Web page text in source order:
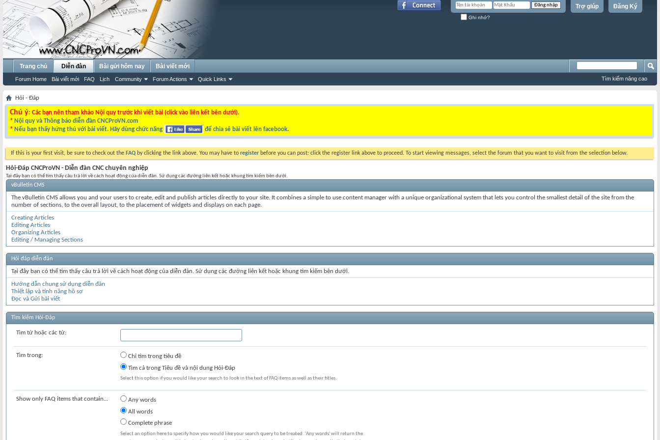
Đăng Ký
Trợ giúp
Ghi nhớ?
Trang chủ Diễn đàn
Forum Home Bài viết mới FAQ Lịch Community Forum Actions Quick Links
Bài gửi hôm nay Bài viết mới
Tìm kiếm nâng cao
Hỏi - Đáp
Chú ý: Các bạn nên tham khảo Nội quy trước khi viết bài (click vào liên kết bên dưới).
* Nội quy và Thông báo diễn đàn CNCProVN.com
* Nếu bạn thấy hứng thú với bài viết. Hãy dùng chức năng để chia sẻ bài viết lên facebook.
If this is your first visit, be sure to check out the FAQ by clicking the link above. You may have to register before you can post: click the register link above to proceed. To start viewing messages, select the forum that you want to visit from the selection below.
Hỏi-Đáp CNCProVN - Diễn đàn CNC chuyên nghiệp
Tại đây bạn có thể tìm thấy câu trả lời về cách hoạt động của diễn đàn. Sử dụng các đường liên kết hoặc khung tìm kiếm bên dưới.
vBulletin CMS
The vBulletin CMS allows you and your users to create, edit and publish articles directly to your site. It combines a simple to use content manager with a unique organizational system that lets you control the smallest detail of the site from the
number of sections, to the overall layout, to the placement of widgets and displays on each page.
Creating Articles
Editing Articles
Organizing Articles
Editing / Managing Sections
Hỏi đáp diễn đàn
Tại đây bạn có thể tìm thấy câu trả lời về cách hoạt động của diễn đàn. Sử dụng các đường liên kết hoặc khung tìm kiếm bên dưới.
Hướng dẫn chung sử dụng diễn đàn
Thiết lập và tính năng hồ sơ
Đọc và Gửi bài viết
Tìm kiếm Hỏi-Đáp
Tìm từ hoặc các từ:
Tìm trong:
Chỉ tìm trong tiêu đề
Tìm cả trong Tiêu đề và nội dung Hỏi-Đáp
Select this option if you would like your search to look in the text of FAQ items as well as their titles.
Show only FAQ items that contain...
Any words
All words
Complete phrase
Select an option here to specify how you would like your search query to be treated. 'Any words' will return the